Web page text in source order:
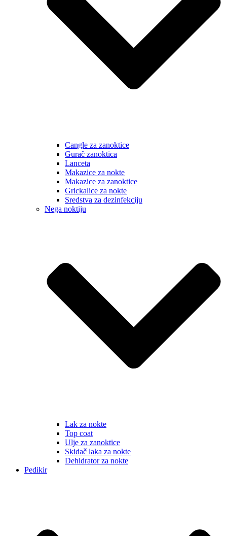
Cangle za zanoktice
Gurač zanoktica
Lanceta
Makazice za nokte
Makazice za zanoktice
Grickalice za nokte
Sredstva za dezinfekciju
Nega noktiju
Lak za nokte
Top coat
Ulje za zanoktice
Skidač laka za nokte
Dehidrator za nokte
Pedikir